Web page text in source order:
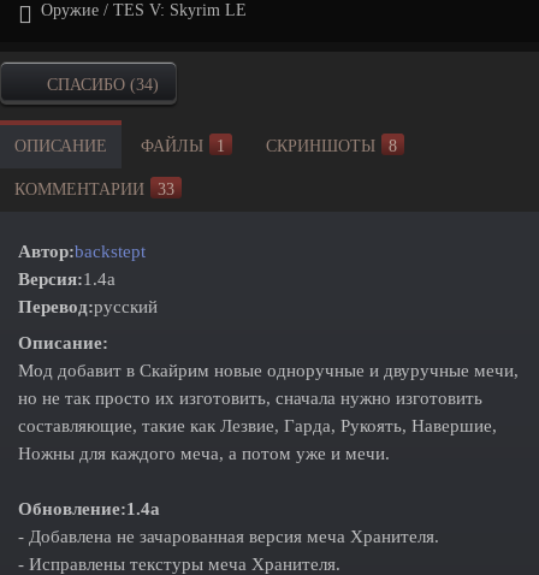
Оружие / TES V: Skyrim LE
СПАСИБО (34)
ОПИСАНИЕ ФАЙЛЫ 1 СКРИНШОТЫ 8
КОММЕНТАРИИ 33
Автор:backstept
Версия:1.4а
Перевод:русский
Описание:
Мод добавит в Скайрим новые одноручные и двуручные мечи,
но не так просто их изготовить, сначала нужно изготовить
составляющие, такие как Лезвие, Гарда, Рукоять, Навершие,
Ножны для каждого меча, а потом уже и мечи.
Обновление:1.4а
- Добавлена не зачарованная версия меча Хранителя.
- Исправлены текстуры меча Хранителя.